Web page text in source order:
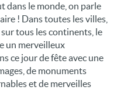
dans le monde, on parle
! Dans toutes les villes,
tous les continents, le
un merveilleux
ce jour de fête avec une
de monuments
et de merveilles